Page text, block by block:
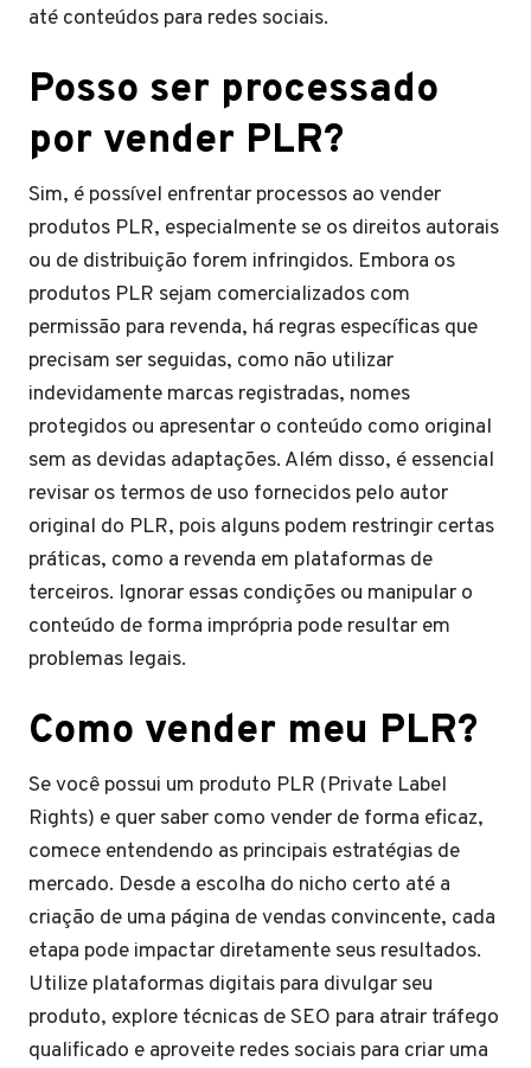
até conteúdos para redes sociais.
Posso ser processado
por vender PLR?
Sim, é possível enfrentar processos ao vender
produtos PLR, especialmente se os direitos autorais
ou de distribuição forem infringidos. Embora os
produtos PLR sejam comercializados com
permissão para revenda, há regras específicas que
precisam ser seguidas, como não utilizar
indevidamente marcas registradas, nomes
protegidos ou apresentar o conteúdo como original
sem as devidas adaptações. Além disso, é essencial
revisar os termos de uso fornecidos pelo autor
original do PLR, pois alguns podem restringir certas
práticas, como a revenda em plataformas de
terceiros. Ignorar essas condições ou manipular o
conteúdo de forma imprópria pode resultar em
problemas legais.
Como vender meu PLR?
Se você possui um produto PLR (Private Label
Rights) e quer saber como vender de forma eficaz,
comece entendendo as principais estratégias de
mercado. Desde a escolha do nicho certo até a
criação de uma página de vendas convincente, cada
etapa pode impactar diretamente seus resultados.
Utilize plataformas digitais para divulgar seu
produto, explore técnicas de SEO para atrair tráfego
qualificado e aproveite redes sociais para criar uma